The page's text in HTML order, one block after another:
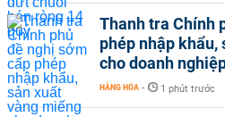
Thanh tra Chính
phép nhập khẩu,
cho doanh
HÀNG HÓA - 1 phút trước